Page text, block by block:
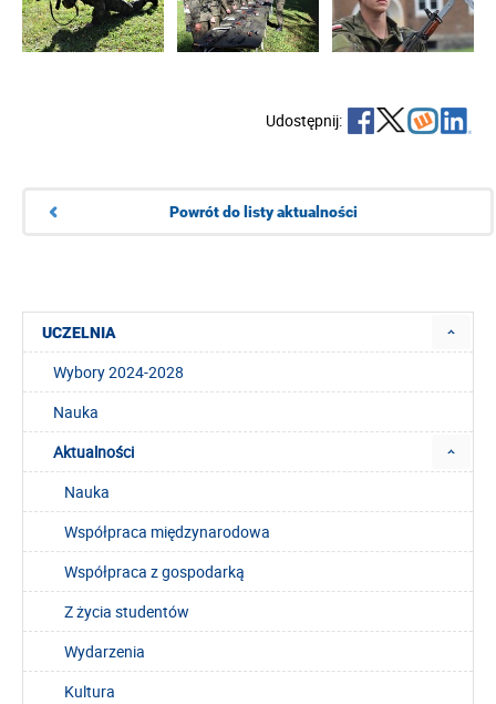
Udostępnij:
Powrót do listy aktualności
UCZELNIA
Wybory 2024-2028
Nauka
Aktualności
Nauka
Współpraca międzynarodowa
Współpraca z gospodarką
Z życia studentów
Wydarzenia
Kultura